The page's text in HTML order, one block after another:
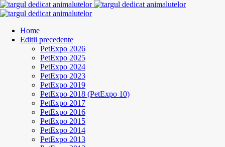
Home
Editii precedente
PetExpo 2026
PetExpo 2025
PetExpo 2024
PetExpo 2023
PetExpo 2019
PetExpo 2018 (PetExpo 10)
PetExpo 2017
PetExpo 2016
PetExpo 2015
PetExpo 2014
PetExpo 2013